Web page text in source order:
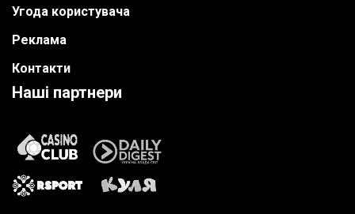
Угода користувача
Реклама
Контакти
Наші партнери